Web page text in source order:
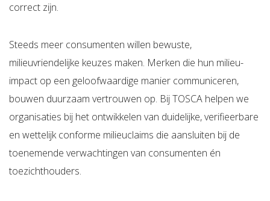
correct zijn.
Steeds meer consumenten willen bewuste,
milieuvriendelijke keuzes maken. Merken die hun milieu-
impact op een geloofwaardige manier communiceren,
bouwen duurzaam vertrouwen op. Bij TOSCA helpen we
organisaties bij het ontwikkelen van duidelijke, verifieerbare
en wettelijk conforme milieuclaims die aansluiten bij de
toenemende verwachtingen van consumenten én
toezichthouders.